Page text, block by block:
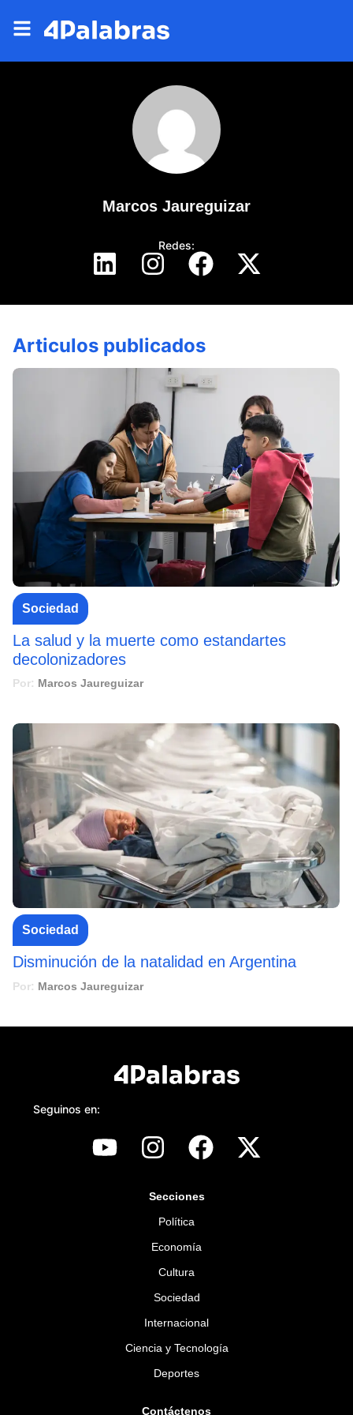
Marcos Jaureguizar
Redes:
Articulos publicados
Sociedad
La salud y la muerte como estandartes
decolonizadores
Por: Marcos Jaureguizar
Sociedad
Disminución de la natalidad en Argentina
Por: Marcos Jaureguizar
Seguinos en:
Secciones
Política
Economía
Cultura
Sociedad
Internacional
Ciencia y Tecnología
Deportes
Contáctenos